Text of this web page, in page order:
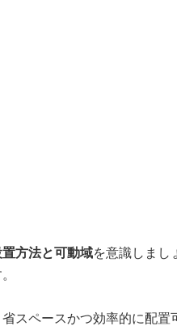
方法と可動域を意識しまし
スペースかつ効率的に配置